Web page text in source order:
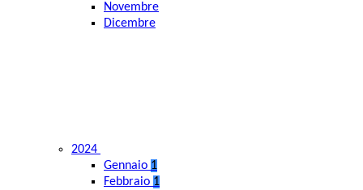
Novembre
Dicembre
2024
Gennaio 1
Febbraio 1